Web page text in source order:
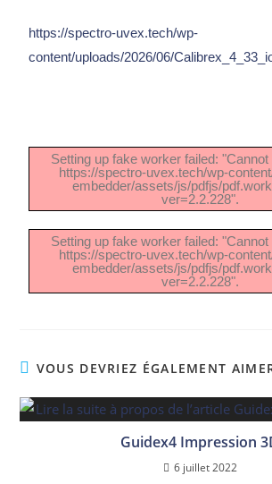
https://spectro-uvex.tech/wp-
content/uploads/2026/06/
Setting up fake worker failed:
https://spectro-uvex.tech/wp-
embedder/assets/js/pdfjs/
ver=2.2.228".
Setting up fake worker failed:
https://spectro-uvex.tech/wp-
embedder/assets/js/pdfjs/
ver=2.2.228".
VOUS DEVRIEZ ÉGALEMENT
Guidex4 Impression
6 juillet 2022